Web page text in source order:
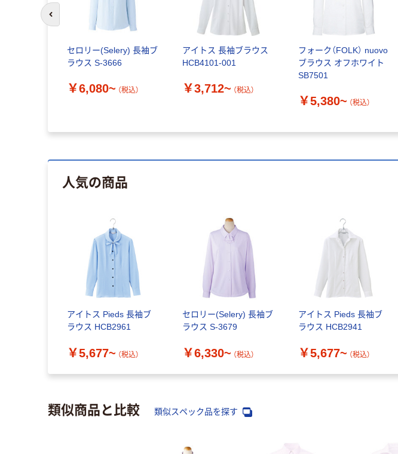
セロリー(Selery) 長袖ブ
ラウス S-3666
￥6,080~ （税込）
アイトス 長袖ブラウス
HCB4101-001
￥3,712~ （税込）
フォーク（FOLK） nuovo
ブラウス オフホワイト
SB7501
￥5,380~ （税込）
前のスライドへ
人気の商品
アイトス Pieds 長袖ブ
ラウス HCB2961
￥5,677~ （税込）
セロリー(Selery) 長袖ブ
ラウス S-3679
￥6,330~ （税込）
アイトス Pieds 長袖ブ
ラウス HCB2941
￥5,677~ （税込）
類似商品と比較 類似スペック品を探す